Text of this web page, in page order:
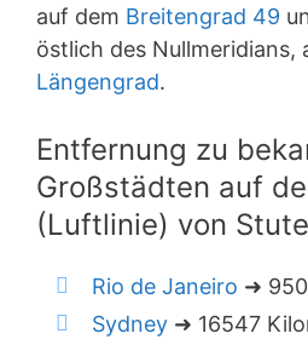
auf dem Breitengrad 49
östlich des Nullmeridians,
Längengrad.
Entfernung zu
Großstädten auf
(Luftlinie) von
Rio de Janeiro ➜
Sydney ➜ 16547